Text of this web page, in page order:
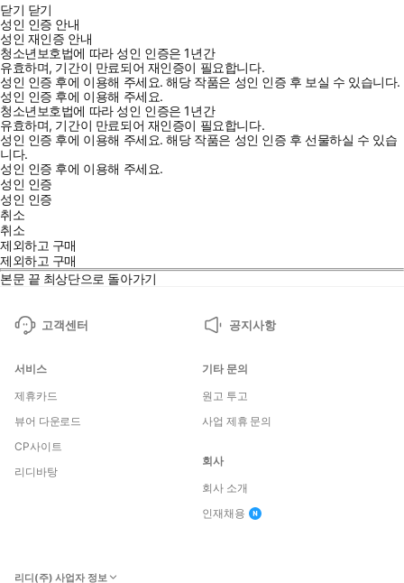
닫기 닫기
성인 인증 안내
성인 재인증 안내
청소년보호법에 따라 성인 인증은 1년간
유효하며, 기간이 만료되어 재인증이 필요합니다.
성인 인증 후에 이용해 주세요.해당 작품은 성인 인증 후 보실 수 있습니다.
성인 인증 후에 이용해 주세요.
청소년보호법에 따라 성인 인증은 1년간
유효하며, 기간이 만료되어 재인증이 필요합니다.
성인 인증 후에 이용해 주세요.해당 작품은 성인 인증 후 선물하실 수 있습
니다.
성인 인증 후에 이용해 주세요.
성인 인증
성인 인증
취소
취소
제외하고 구매
제외하고 구매
본문 끝 최상단으로 돌아가기
고객센터 공지사항
서비스
제휴카드
뷰어 다운로드
CP사이트
리디바탕
기타 문의
원고 투고
사업 제휴 문의
회사
회사 소개
인재채용
리디(주) 사업자 정보